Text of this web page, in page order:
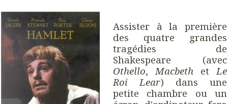
Assister à la première
des quatre grandes
tragédies de
Shakespeare (avec
Othello, Macbeth et Le
Roi Lear) dans une
petite chambre ou un